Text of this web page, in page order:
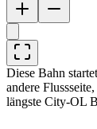
Diese Bahn
andere
längste City-OL